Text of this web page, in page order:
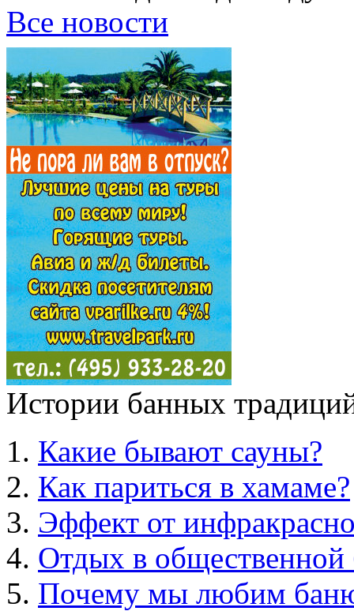
Все новости
Истории банных
Какие бывают сауны?
Как париться в хамаме?
Эффект от
Отдых в общественной
Почему мы любим